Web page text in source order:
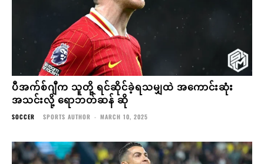
ပီအက်စ်ဂျီက သူတို့ ရင်ဆိုင်ခဲ့ရသမျှထဲ အကောင်းဆုံး
အသင်းလို့ ရောဘတ်ဆန် ဆို
SOCCER SPORTS AUTHOR - MARCH 10, 2025